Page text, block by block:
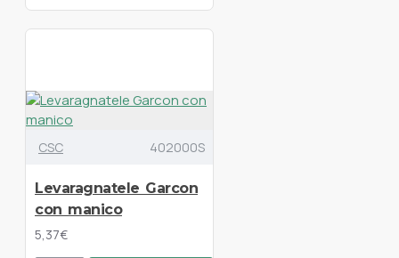
CSC 402000S
Levaragnatele Garcon
con manico
5,37€